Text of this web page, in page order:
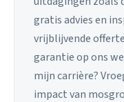
gratis advies en
vrijblijvende
garantie op ons
mijn carrière?
impact van